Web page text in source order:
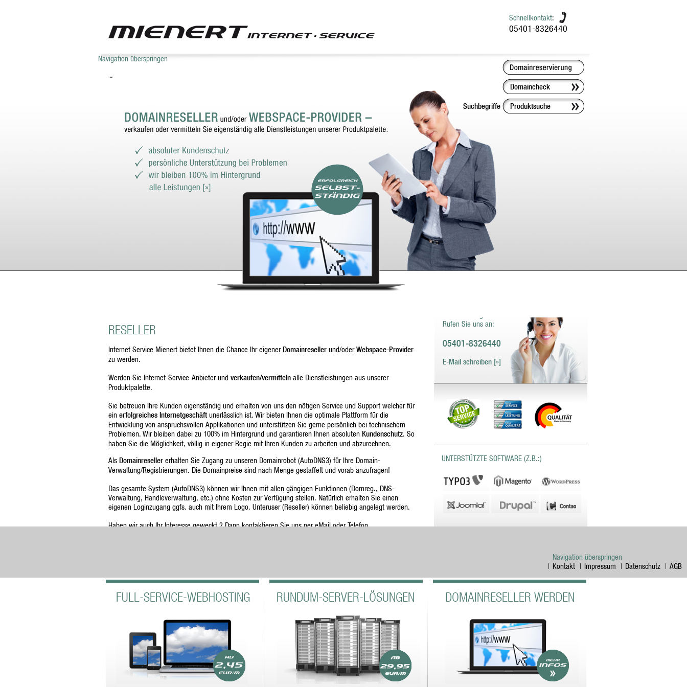
Navigation überspringen
ÜBER UNS
Schnellkontakt:
05401-8326440
Suchbegriffe
RESELLER
Internet Service Mienert bietet Ihnen die Chance Ihr eigenerDomainreseller und/oderWebspace-Provider
zu werden.
Werden Sie Internet-Service-Anbieter und verkaufen/vermittelnalle Dienstleistungen aus unserer
Produktpalette.
Sie betreuen Ihre Kunden eigenständig und erhalten von uns den nötigen Service und Support welcher für
ein erfolgreiches Internetgeschäftunerlässlich ist. Wir bieten Ihnen die optimale Plattform für die
Entwicklung von anspruchsvollen Applikationen und unterstützen Sie gerne persönlich bei technischem
Problemen. Wir bleiben dabei zu 100% im Hintergrund und garantieren Ihnen absoluten Kundenschutz. So
haben Sie die Möglichkeit, völlig in eigener Regie mit Ihren Kunden zu arbeiten und abzurechnen.
Als Domainresellererhalten Sie Zugang zu unseren Domainrobot (AutoDNS3) für Ihre Domain-
Verwaltung/Registrierungen. Die Domainpreise sind nach Menge gestaffelt und vorab anzufragen!
Das gesamte System (AutoDNS3) können wir Ihnen mit allen gängigen Funktionen (Domreg., DNS-
Verwaltung, Handleverwaltung, etc.) ohne Kosten zur Verfügung stellen. Natürlich erhalten Sie einen
eigenen Loginzugang ggfs. auch mit Ihrem Logo. Unteruser (Reseller) können beliebig angelegt werden.
Haben wir auch Ihr Interesse geweckt ? Dann kontaktieren Sie uns per eMail oder Telefon.
Rufen Sie uns an:
05401-8326440
E-Mail schreiben [»]
UNTERSTÜTZTE SOFTWARE (Z.B.:)
FULL-SERVICE-WEBHOSTING RUNDUM-SERVER-LÖSUNGEN DOMAINRESELLER WERDEN
Navigation überspringen
Kontakt
Impressum Datenschutz AGB